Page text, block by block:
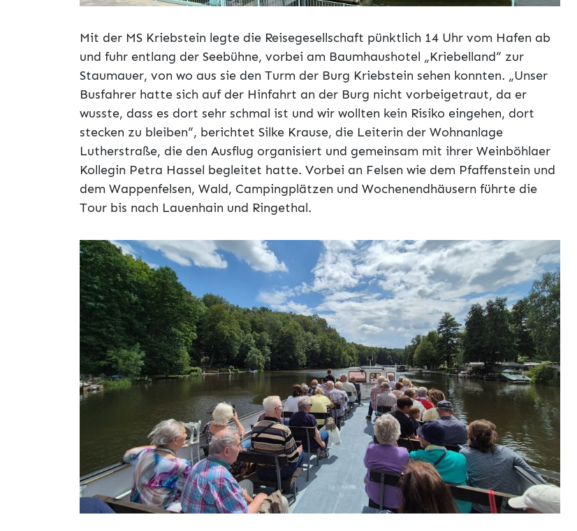
Mit der MS Kriebstein legte die Reisegesellschaft pünktlich 14 Uhr vom Hafen ab
und fuhr entlang der Seebühne, vorbei am Baumhaushotel „Kriebelland“ zur
Staumauer, von wo aus sie den Turm der Burg Kriebstein sehen konnten. „Unser
Busfahrer hatte sich auf der Hinfahrt an der Burg nicht vorbeigetraut, da er
wusste, dass es dort sehr schmal ist und wir wollten kein Risiko eingehen, dort
stecken zu bleiben“, berichtet Silke Krause, die Leiterin der Wohnanlage
Lutherstraße, die den Ausflug organisiert und gemeinsam mit ihrer Weinböhlaer
Kollegin Petra Hassel begleitet hatte. Vorbei an Felsen wie dem Pfaffenstein und
dem Wappenfelsen, Wald, Campingplätzen und Wochenendhäusern führte die
Tour bis nach Lauenhain und Ringethal.